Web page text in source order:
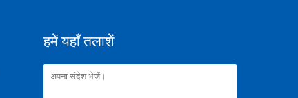
हमें यहाँ तलाशें